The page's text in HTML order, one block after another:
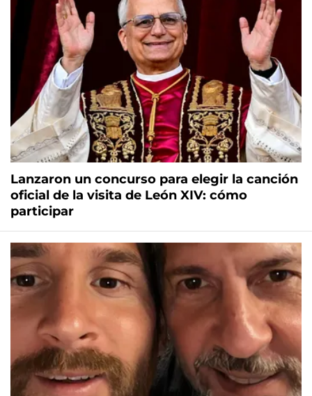
Lanzaron un concurso para elegir la canción
oficial de la visita de León XIV: cómo
participar